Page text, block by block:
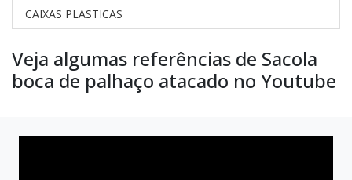
CAIXAS PLASTICAS
Veja algumas referências de Sacola
boca de palhaço atacado no Youtube